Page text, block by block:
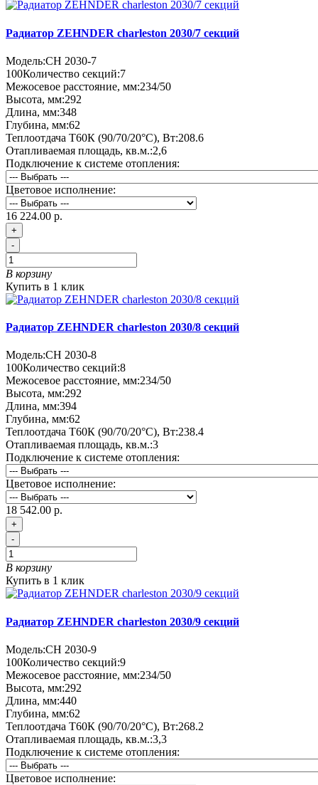
Радиатор ZEHNDER charleston 2030/7 секций
Модель:CH 2030-7
100Количество секций:7
Межосевое расстояние, мм:234/50
Высота, мм:292
Длина, мм:348
Глубина, мм:62
Теплоотдача Т60К (90/70/20°C), Вт:208.6
Отапливаемая площадь, кв.м.:2,6
Подключение к системе отопления:
Цветовое исполнение:
16 224.00 р.
+
-
В корзину
Купить в 1 клик
Радиатор ZEHNDER charleston 2030/8 секций
Модель:CH 2030-8
100Количество секций:8
Межосевое расстояние, мм:234/50
Высота, мм:292
Длина, мм:394
Глубина, мм:62
Теплоотдача Т60К (90/70/20°C), Вт:238.4
Отапливаемая площадь, кв.м.:3
Подключение к системе отопления:
Цветовое исполнение:
18 542.00 р.
+
-
В корзину
Купить в 1 клик
Радиатор ZEHNDER charleston 2030/9 секций
Модель:CH 2030-9
100Количество секций:9
Межосевое расстояние, мм:234/50
Высота, мм:292
Длина, мм:440
Глубина, мм:62
Теплоотдача Т60К (90/70/20°C), Вт:268.2
Отапливаемая площадь, кв.м.:3,3
Подключение к системе отопления:
Цветовое исполнение: